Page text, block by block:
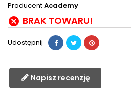
ProducentAcademy
 BRAK TOWARU!
Udostępnij
Napisz recenzję